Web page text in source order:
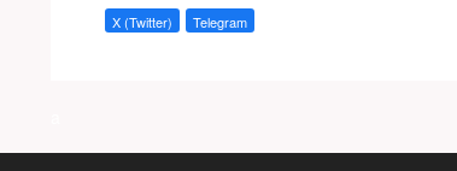
X (Twitter) Telegram